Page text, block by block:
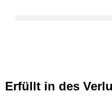
Erfüllt in des